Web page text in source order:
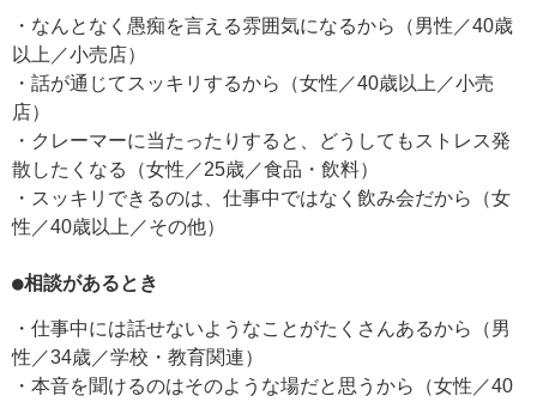
・なんとなく愚痴を言える雰囲気になるから（男性／40歳
以上／小売店）
・話が通じてスッキリするから（女性／40歳以上／小売
店）
・クレーマーに当たったりすると、どうしてもストレス発
散したくなる（女性／25歳／食品・飲料）
・スッキリできるのは、仕事中ではなく飲み会だから（女
性／40歳以上／その他）
●相談があるとき
・仕事中には話せないようなことがたくさんあるから（男
性／34歳／学校・教育関連）
・本音を聞けるのはそのような場だと思うから（女性／40